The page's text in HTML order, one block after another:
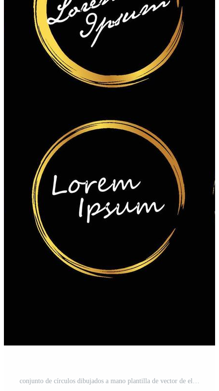
conjunto de círculos dibujados a mano plantilla de vector de elementos de diseño de oro Vector Gratis y SVG Gratis